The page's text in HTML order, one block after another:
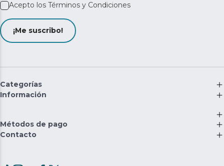
Acepto los Términos y Condiciones
¡Me suscribo!
Categorías
Información
Métodos de pago
Contacto